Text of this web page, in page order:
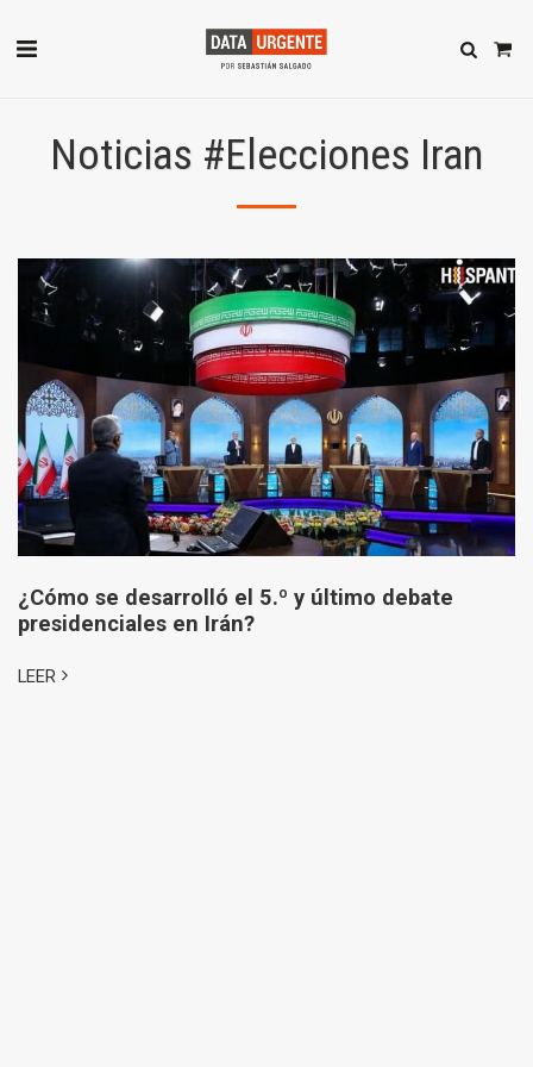
Noticias #Elecciones Iran
¿Cómo se desarrolló el 5.º y último debate
presidenciales en Irán?
LEER